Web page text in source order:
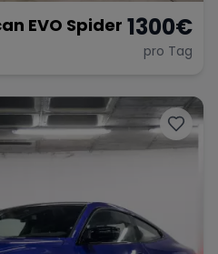
Maserati
EVO Spider 1300€
pro Tag